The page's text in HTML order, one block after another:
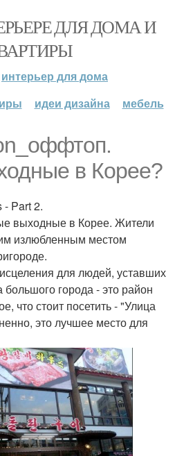
ДЛЯ ДОМА И
интерьер для дома
идеи дизайна мебель
в Корее?
Part 2.
выходные в Корее. Жители
излюбленным местом
для людей, уставших
города - это район
что стоит посетить - "Улица
это лучшее место для